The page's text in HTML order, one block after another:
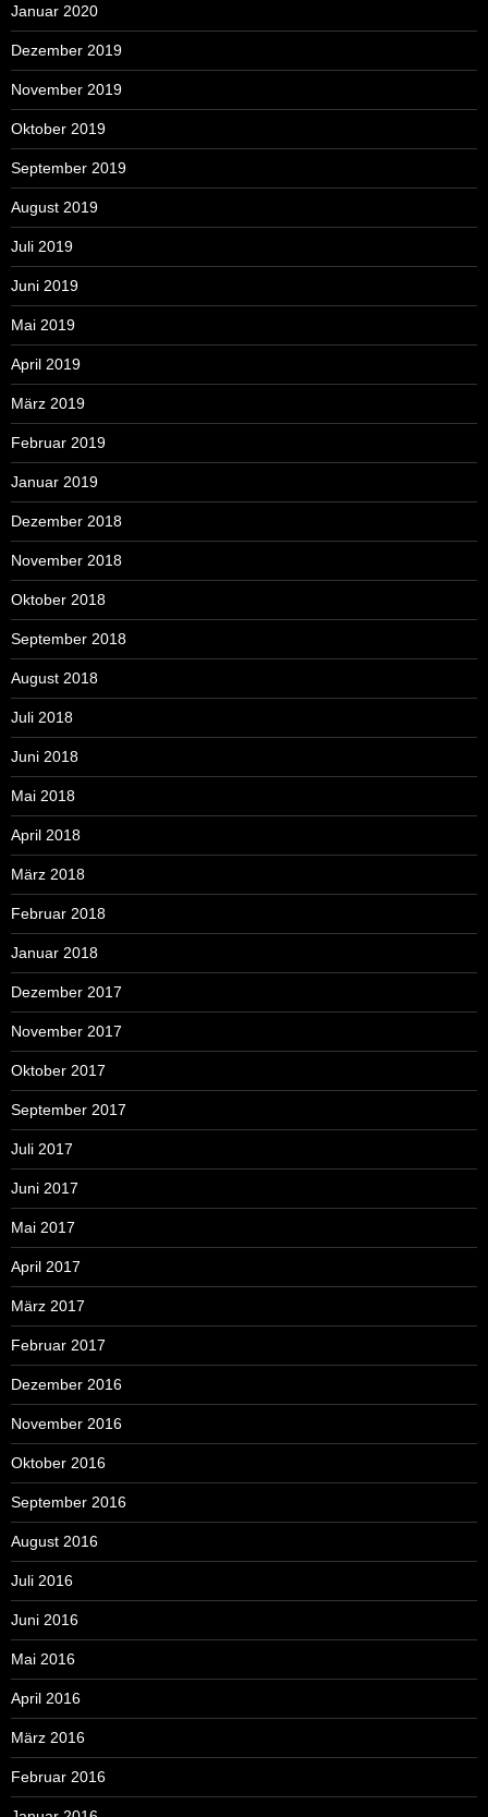
Januar 2020
Dezember 2019
November 2019
Oktober 2019
September 2019
August 2019
Juli 2019
Juni 2019
Mai 2019
April 2019
März 2019
Februar 2019
Januar 2019
Dezember 2018
November 2018
Oktober 2018
September 2018
August 2018
Juli 2018
Juni 2018
Mai 2018
April 2018
März 2018
Februar 2018
Januar 2018
Dezember 2017
November 2017
Oktober 2017
September 2017
Juli 2017
Juni 2017
Mai 2017
April 2017
März 2017
Februar 2017
Dezember 2016
November 2016
Oktober 2016
September 2016
August 2016
Juli 2016
Juni 2016
Mai 2016
April 2016
März 2016
Februar 2016